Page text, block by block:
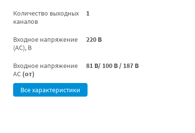
Количество выходных
каналов
1
Входное напряжение
(AC), В
220 В
Входное напряжение
AC (от)
81 В/ 100 В / 187 В
Все характеристики